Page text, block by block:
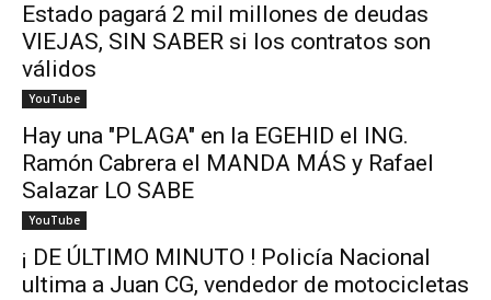
Estado pagará 2 mil millones de deudas
VIEJAS, SIN SABER si los contratos son
válidos
YouTube
Hay una "PLAGA" en la EGEHID el ING.
Ramón Cabrera el MANDA MÁS y Rafael
Salazar LO SABE
YouTube
¡ DE ÚLTIMO MINUTO ! Policía Nacional
ultima a Juan CG, vendedor de motocicletas